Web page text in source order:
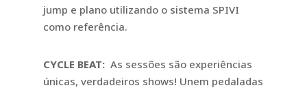
jump e plano utilizando o sistema SPIVI
como referência.
CYCLE BEAT: As sessões são experiências
únicas, verdadeiros shows! Unem pedaladas